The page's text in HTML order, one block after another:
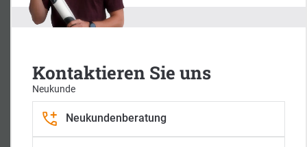
Kontaktieren Sie uns
Neukunde
Neukundenberatung
Zentrale Postanschrift